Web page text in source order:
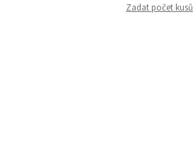
Zadat počet kusů